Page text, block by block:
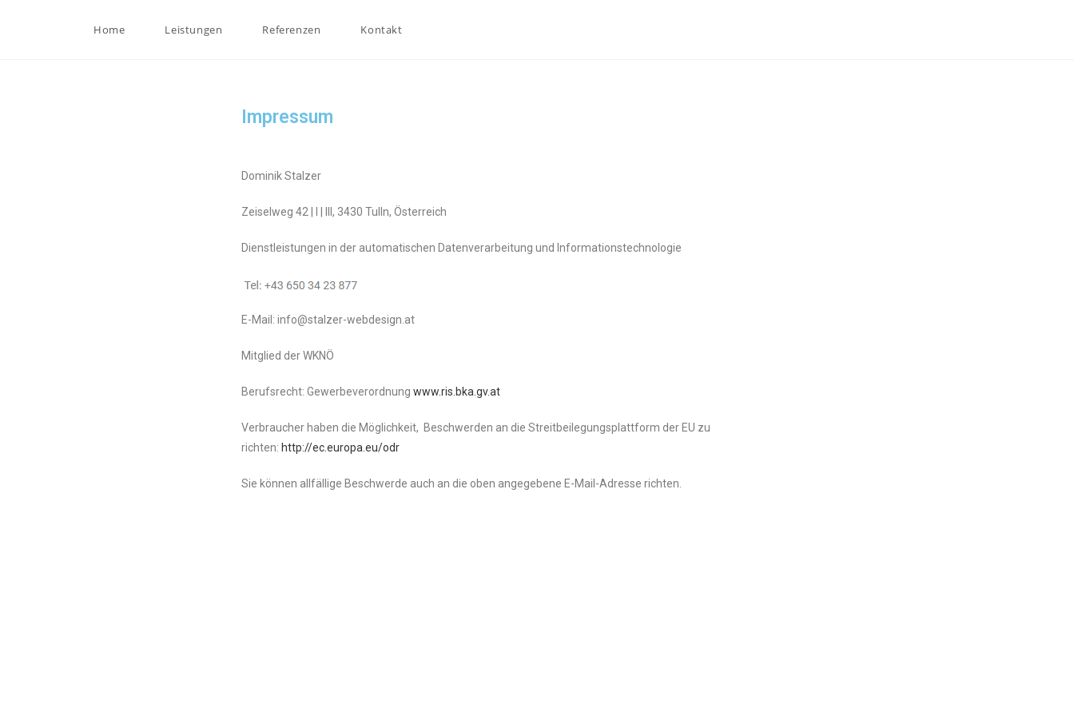
Home Leistungen Referenzen Kontakt
Impressum
Dominik Stalzer
Zeiselweg 42 | I | III, 3430 Tulln, Österreich
Dienstleistungen in der automatischen Datenverarbeitung und Informationstechnologie
E-Mail: info@stalzer-webdesign.at
Mitglied der WKNÖ
Berufsrecht: Gewerbeverordnung www.ris.bka.gv.at
Verbraucher haben die Möglichkeit, Beschwerden an die Streitbeilegungsplattform der EU zu
richten: http://ec.europa.eu/odr
Sie können allfällige Beschwerde auch an die oben angegebene E-Mail-Adresse richten.